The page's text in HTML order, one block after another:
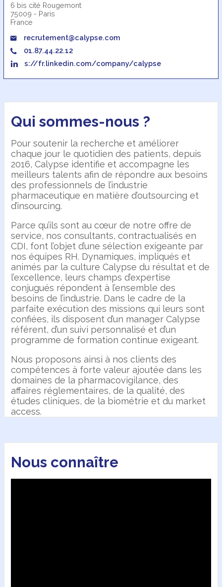
6 bis cité Rougemont
75009 - Paris
France
recrutement@calypse.com
01.87.44.22.12
s://fr.linkedin.com/company/calypse
Qui sommes-nous ?
Pour soutenir la recherche et améliorer
chaque jour le quotidien des patients, depuis
2016, Calypse identifie et accompagne les
meilleurs talents afin de répondre aux besoins
des professionnels de l’industrie
pharmaceutique en matière d’outsourcing et
d’insourcing.
Parce qu’ils sont au cœur de notre offre de
service, nos consultants, contractualisés en
CDI, font l’objet d’une sélection exigeante par
nos équipes RH. Dynamiques, impliqués et
animés par la culture Calypse du résultat et de
l’excellence, leurs champs d’expertise
conjugués répondent à l’ensemble des
besoins de l’industrie. Dans le cadre de la
parfaite exécution des missions qui leurs sont
confiées, ils disposent d’un manager Calypse
référent, d’un suivi personnalisé et d’un
programme de formation continue exigeant.
Nous proposons ainsi à nos clients des
compétences à forte valeur ajoutée dans les
domaines de la pharmacovigilance, des
affaires réglementaires, de la qualité, des
études cliniques, de la biométrie et du market
access.
Nous connaître